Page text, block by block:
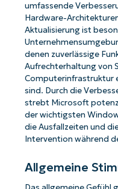
umfassende
Hardware-
Aktualisierung ist
denen zuverlässige
Aufrechterhaltung von
Computerinfrastruktur
sind. Durch die
strebt Microsoft
der wichtigsten
die Ausfallzeiten und
Intervention während
Allgemeine